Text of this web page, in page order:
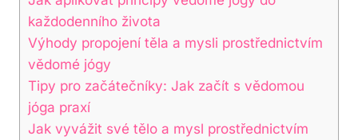
každodenního života
Výhody propojení těla a mysli prostřednictvím
vědomé jógy
Tipy pro začátečníky: Jak začít s vědomou
jóga praxí
Jak vyvážit své tělo a mysl prostřednictvím